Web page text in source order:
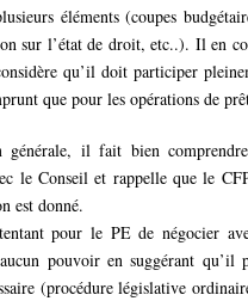
éléments (coupes
sur l’état de droit, etc..). Il en
qu’il doit participer
que pour les opérations de
générale, il fait bien
le Conseil et rappelle que le
est donné.
pour le PE de négocier
pouvoir en suggérant qu’il
(procédure législative